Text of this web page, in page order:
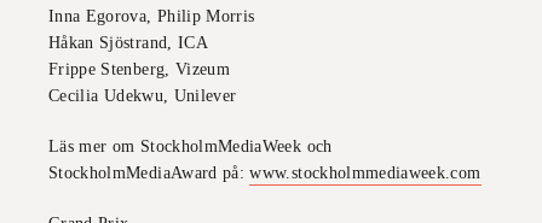
Inna Egorova, Philip Morris
Håkan Sjöstrand, ICA
Frippe Stenberg, Vizeum
Cecilia Udekwu, Unilever
Läs mer om StockholmMediaWeek och
StockholmMediaAward på:www.stockholmmediaweek.com